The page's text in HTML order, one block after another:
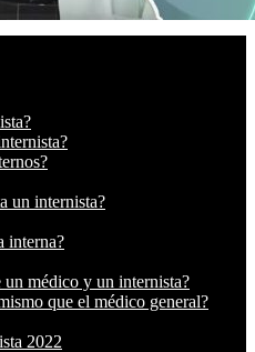
un internista?
interna?
un médico y un internista?
que el médico general?
2022